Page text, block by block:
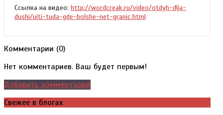
Ссылка на видео: http://wordcreak.ru/video/otdyh-dlja-
dushi/uiti-tuda-gde-bolshe-net-granic.html
Комментарии (0)
Нет комментариев. Ваш будет первым!
Добавить комментарий
Свежее в блогах